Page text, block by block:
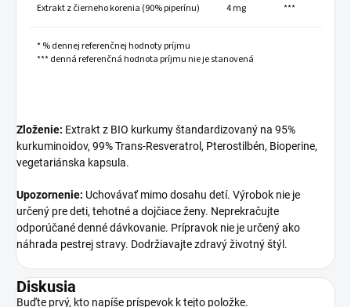
Extrakt z čierneho korenia (90% piperínu) 4 mg ***
* % dennej referenčnej hodnoty príjmu
*** denná referenčná hodnota príjmu nie je stanovená
Zloženie: Extrakt z BIO kurkumy štandardizovaný na 95%
kurkuminoidov, 99% Trans-Resveratrol, Pterostilbén, Bioperine,
vegetariánska kapsula.
Upozornenie: Uchovávať mimo dosahu detí. Výrobok nie je
určený pre deti, tehotné a dojčiace ženy. Neprekračujte
odporúčané denné dávkovanie. Prípravok nie je určený ako
náhrada pestrej stravy. Dodržiavajte zdravý životný štýl.
Diskusia
Buďte prvý, kto napíše príspevok k tejto položke.